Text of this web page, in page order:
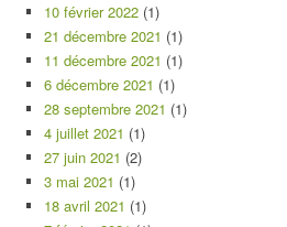
10 février 2022 (1)
21 décembre 2021 (1)
11 décembre 2021 (1)
6 décembre 2021 (1)
28 septembre 2021 (1)
4 juillet 2021 (1)
27 juin 2021 (2)
3 mai 2021 (1)
18 avril 2021 (1)